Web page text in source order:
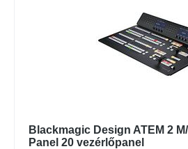
Blackmagic Design ATEM 2
Panel 20 vezérlőpanel